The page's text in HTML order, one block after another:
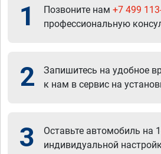
1 Позвоните нам +7 499
профессиональную
2
Запишитесь на удобное
к нам в сервис на
3
Оставьте автомобиль на
индивидуальной